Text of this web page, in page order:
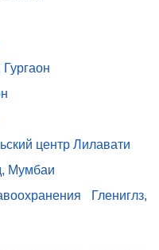
центр Лилавати
Мумбаи
Глениглз,